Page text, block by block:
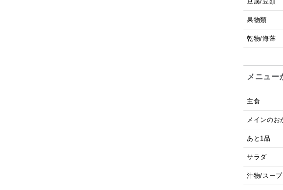
果物類
乾物/海藻
メニュー
主食
メインのお
あと1品
サラダ
汁物/スープ